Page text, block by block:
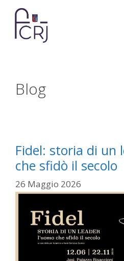
contenuto
Blog
Fidel: storia di un
che sfidò il secolo
26 Maggio 2026